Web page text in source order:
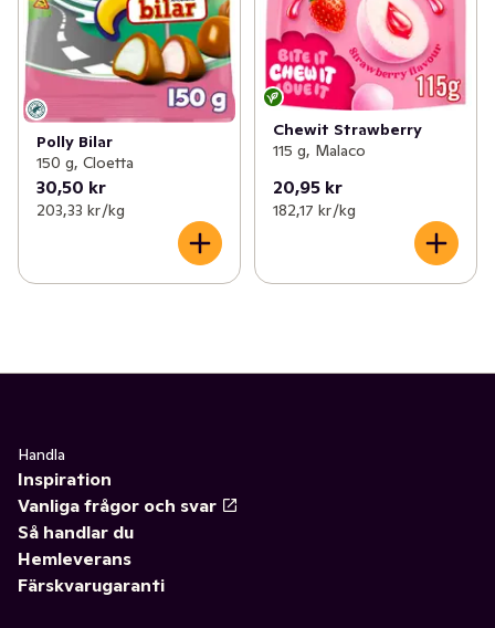
Polly Bilar
150 g, Cloetta
30,50 kr
203,33 kr /kg
Chewit Strawberry
115 g, Malaco
20,95 kr
182,17 kr /kg
Handla
Inspiration
Vanliga frågor och svar
Så handlar du
Hemleverans
Färskvarugaranti